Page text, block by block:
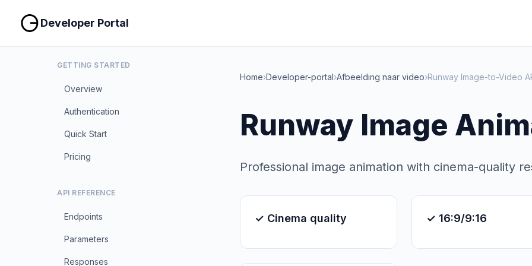
Developer Portal
GETTING STARTED
Overview
Authentication
Quick Start
Pricing
API REFERENCE
Endpoints
Parameters
Responses
Home›Developer-portal›Afbeelding naar video›Runway Image-to-Video
Runway Image
Professional image animation with cinema-quality
✓ Cinema quality ✓ 16:9/9:16